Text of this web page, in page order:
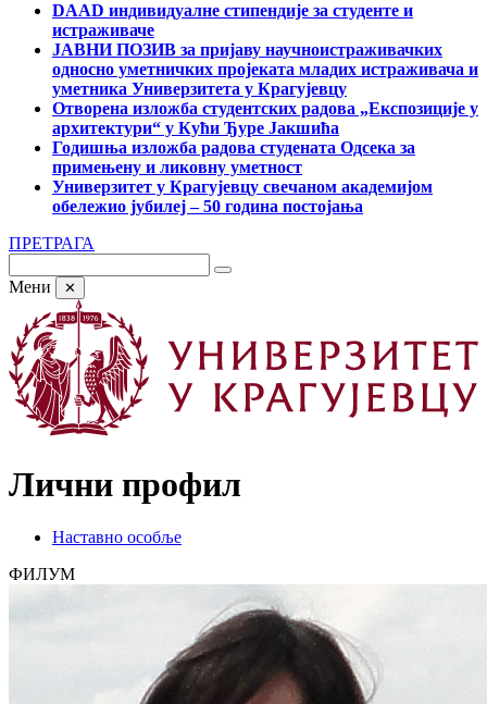
DAAD индивидуалне стипендије за студенте и
истраживаче
ЈАВНИ ПОЗИВ за пријаву научноистраживачких
односно уметничких пројеката младих истраживача и
уметника Универзитета у Крагујевцу
Отворена изложба студентских радова „Експозиције у
архитектури“ у Кући Ђуре Јакшића
Годишња изложба радова студената Одсека за
примењену и ликовну уметност
Универзитет у Крагујевцу свечаном академијом
обележио јубилеј – 50 година постојања
ПРЕТРАГА
Мени ✕
Лични профил
Наставно особље
ФИЛУМ